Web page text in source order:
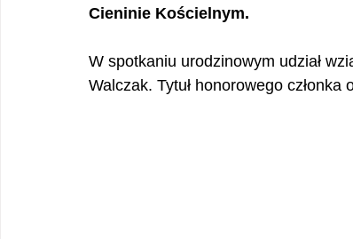
Cieninie Kościelnym.
W spotkaniu urodzinowym udział
Walczak. Tytuł honorowego członka